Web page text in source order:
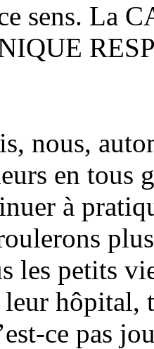
sens. La
en tous
à
les petits
hôpital,
ce pas